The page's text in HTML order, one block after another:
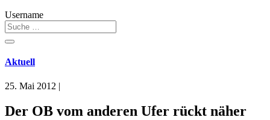
Username
Aktuell
25. Mai 2012 |
Der OB vom anderen Ufer rückt näher